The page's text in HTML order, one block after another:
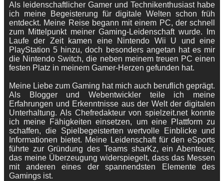
Als leidenschaftlicher Gamer und Technikenthusiast habe
ich meine Begeisterung für digitale Welten schon früh
entdeckt. Meine Reise begann mit einem PC, der schnell
zum Mittelpunkt meiner Gaming-Leidenschaft wurde. Im
Laufe der Zeit kamen eine Nintendo Wii U und eine
PlayStation 5 hinzu, doch besonders angetan hat es mir
die Nintendo Switch, die neben meinem treuen PC einen
festen Platz in meinem Gamer-Herzen gefunden hat.
Meine Liebe zum Gaming hat mich auch beruflich geprägt.
Als Blogger und Webentwickler teile ich meine
Erfahrungen und Erkenntnisse aus der Welt der digitalen
Unterhaltung. Als Chefredakteur von spielzeit.net konnte
ich meine Fähigkeiten einsetzen, um eine Plattform zu
schaffen, die Spielbegeisterten wertvolle Einblicke und
Informationen bietet. Meine Leidenschaft für den eSports
führte zur Gründung des Teams sharKz, ein Abenteuer,
das meine Überzeugung widerspiegelt, dass das Messen
mit anderen eines der spannendsten Elemente des
Gamings ist.